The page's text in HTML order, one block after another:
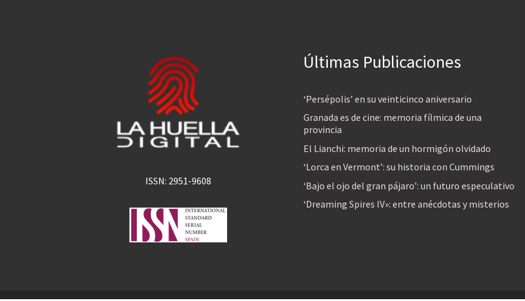
ISSN: 2951-9608
Últimas Publicaciones
‘Persépolis’ en su veinticinco aniversario
Granada es de cine: memoria fílmica de una
provincia
El Lianchi: memoria de un hormigón olvidado
‘Lorca en Vermont’: su historia con Cummings
‘Bajo el ojo del gran pájaro’: un futuro especulativo
‘Dreaming Spires IV»: entre anécdotas y misterios